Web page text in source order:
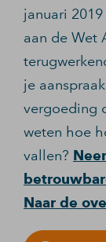
januari
aan de Wet
je
vergoeding
weten hoe
vallen?
Naar de